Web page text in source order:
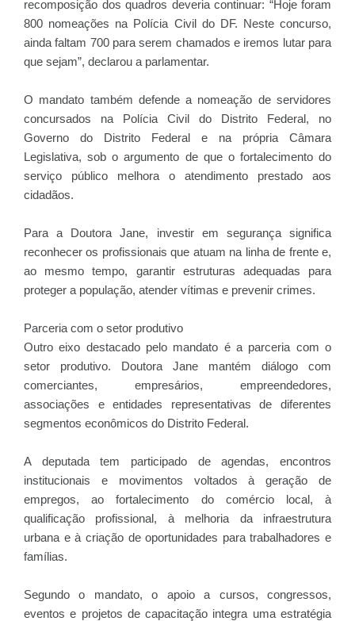
recomposição dos quadros deveria continuar: “Hoje foram
800 nomeações na Polícia Civil do DF. Neste concurso,
ainda faltam 700 para serem chamados e iremos lutar para
que sejam”, declarou a parlamentar.
O mandato também defende a nomeação de servidores
concursados na Polícia Civil do Distrito Federal, no
Governo do Distrito Federal e na própria Câmara
Legislativa, sob o argumento de que o fortalecimento do
serviço público melhora o atendimento prestado aos
cidadãos.
Para a Doutora Jane, investir em segurança significa
reconhecer os profissionais que atuam na linha de frente e,
ao mesmo tempo, garantir estruturas adequadas para
proteger a população, atender vítimas e prevenir crimes.
Parceria com o setor produtivo
Outro eixo destacado pelo mandato é a parceria com o
setor produtivo. Doutora Jane mantém diálogo com
comerciantes, empresários, empreendedores,
associações e entidades representativas de diferentes
segmentos econômicos do Distrito Federal.
A deputada tem participado de agendas, encontros
institucionais e movimentos voltados à geração de
empregos, ao fortalecimento do comércio local, à
qualificação profissional, à melhoria da infraestrutura
urbana e à criação de oportunidades para trabalhadores e
famílias.
Segundo o mandato, o apoio a cursos, congressos,
eventos e projetos de capacitação integra uma estratégia